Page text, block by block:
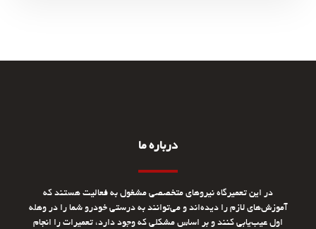
درباره ما
در این تعمیرگاه نیروهای متخصصی مشغول به فعالیت هستند که
آموزش‌های لازم را دیده‌اند و می‌توانند به درستی خودرو شما را در وهله
اول عیب‌یابی کنند و بر اساس مشکلی که وجود دارد، تعمیرات را انجام